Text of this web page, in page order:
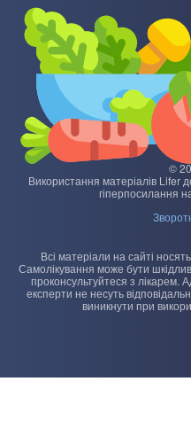
©
Використання матеріалів Lifer
гіперпосилання
Всі матеріали на сайті
Самолікування може бути
проконсультуйтеся з лікарем.
експерти не несуть
виникнути при